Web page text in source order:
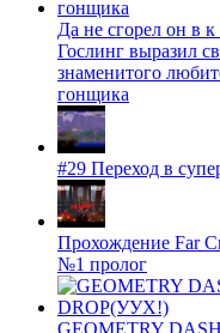
Да не сгорел он в
Гослинг выразил
знаменитого
гонщика
#29 Переход в
Прохождение Far
№1 пролог